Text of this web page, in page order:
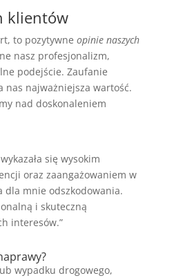
klientów
to pozytywne opinie naszych
nasz profesjonalizm,
podejście. Zaufanie
nas najważniejsza wartość.
nad doskonaleniem
się wysokim
oraz zaangażowaniem w
dla mnie odszkodowania.
i skuteczną
interesów.”
wypadku drogowego,